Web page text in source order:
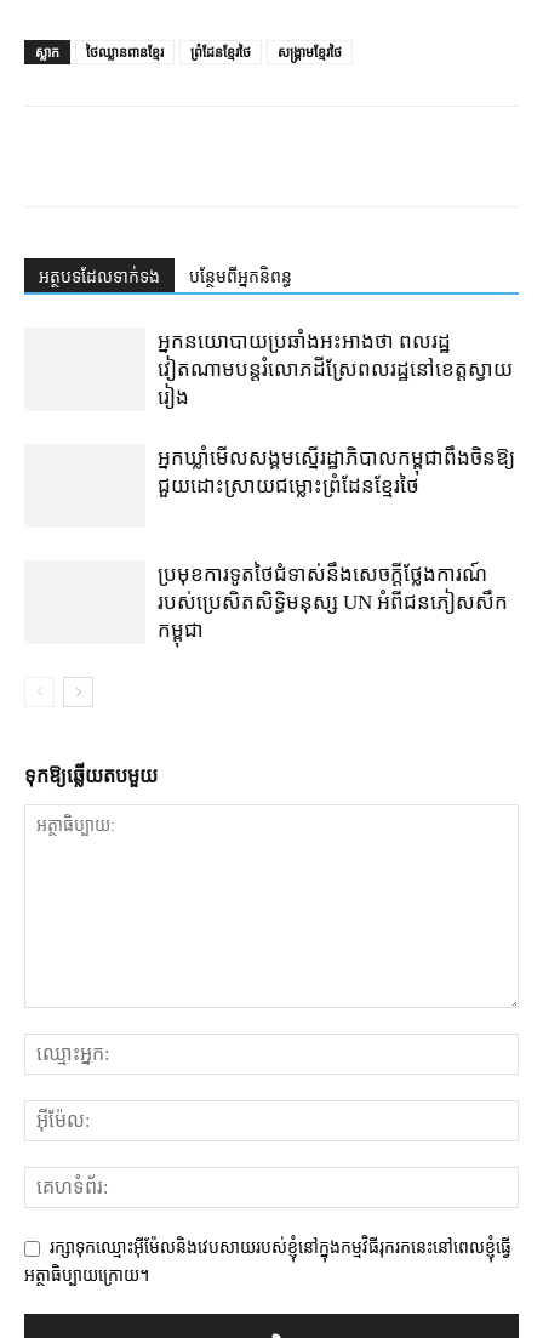
ស្លាក ថៃឈ្លានពានខ្មែរ ព្រំដែនខ្មែរថៃ សង្គ្រាមខ្មែរថៃ
អត្ថបទ​ដែល​ទាក់ទង បន្ថែម​ពី​អ្នកនិពន្ធ
អ្នកនយោបាយ​ប្រឆាំង​អះអាង​ថា ពលរដ្ឋ​
វៀតណាម​បន្ត​រំលោភ​ដីស្រែ​ពលរដ្ឋ​នៅ​ខេត្តស្វាយ
រៀង​
អ្នកឃ្លាំមើល​សង្គម​ស្នើ​រដ្ឋាភិបាល​កម្ពុជា​ពឹង​ចិន​​​ឱ្យ​
ជួយ​ដោះស្រាយ​ជម្លោះព្រំដែន​ខ្មែរ​ថៃ
ប្រមុខ​ការទូត​ថៃ​ជំទាស់​នឹង​សេចក្ដីថ្លែងការណ៍​
របស់​ប្រេសិត​សិទ្ធិមនុស្ស UN អំពី​ជនភៀសសឹក​
កម្ពុជា
ទុក​ឱ្យ​ឆ្លើយ​តប​មួយ
រក្សាទុកឈ្មោះអ៊ីម៉ែលនិងវេបសាយរបស់ខ្ញុំនៅក្នុងកម្មវិធីរុករកនេះនៅពេលខ្ញុំធ្វើ
អត្ថាធិប្បាយក្រោយ។